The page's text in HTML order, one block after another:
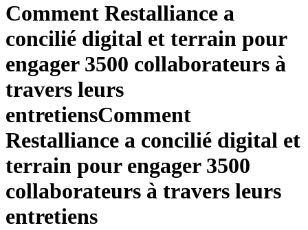
Comment Restalliance a
concilié digital et terrain pour
engager 3500 collaborateurs à
travers leurs
entretiensComment
Restalliance a concilié digital et
terrain pour engager 3500
collaborateurs à travers leurs
entretiens